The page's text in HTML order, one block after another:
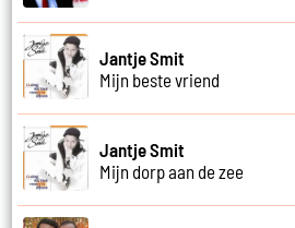
Jantje Smit
Mijn beste vriend
Jantje Smit
Mijn dorp aan de zee